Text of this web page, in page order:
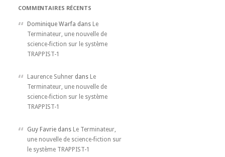
COMMENTAIRES RÉCENTS
Dominique Warfa dans Le
Terminateur, une nouvelle de
science-fiction sur le système
TRAPPIST-1
Laurence Suhner dans Le
Terminateur, une nouvelle de
science-fiction sur le système
TRAPPIST-1
Guy Favrie dans Le Terminateur,
une nouvelle de science-fiction sur
le système TRAPPIST-1